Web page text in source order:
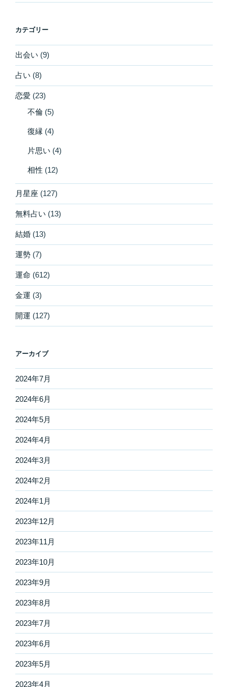
カテゴリー
出会い (9)
占い (8)
恋愛 (23)
不倫 (5)
復縁 (4)
片思い (4)
相性 (12)
月星座 (127)
無料占い (13)
結婚 (13)
運勢 (7)
運命 (612)
金運 (3)
開運 (127)
アーカイブ
2024年7月
2024年6月
2024年5月
2024年4月
2024年3月
2024年2月
2024年1月
2023年12月
2023年11月
2023年10月
2023年9月
2023年8月
2023年7月
2023年6月
2023年5月
2023年4月